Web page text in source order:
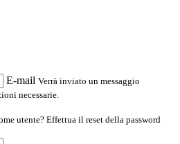
E-mail Verrà inviato un messaggio
necessarie.
utente? Effettua il reset della password